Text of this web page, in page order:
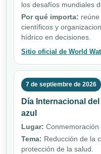
los desafíos mundiales
Por qué importa:
científicos y
hídrico en decisiones.
Sitio oficial de World
7 de septiembre de 2026
Día Internacional
azul
Lugar: Conmemoración
Tema: Reducción de la
protección de la salud.